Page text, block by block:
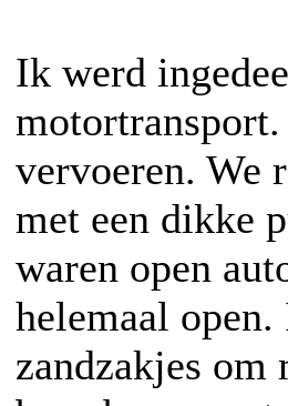
Ik werd
vervoeren. We
met een dikke
waren open
helemaal
zandzakjes om